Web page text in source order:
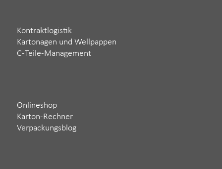
Kontraktlogistik
Kartonagen und Wellpappen
C-Teile-Management
Onlineshop
Karton-Rechner
Verpackungsblog